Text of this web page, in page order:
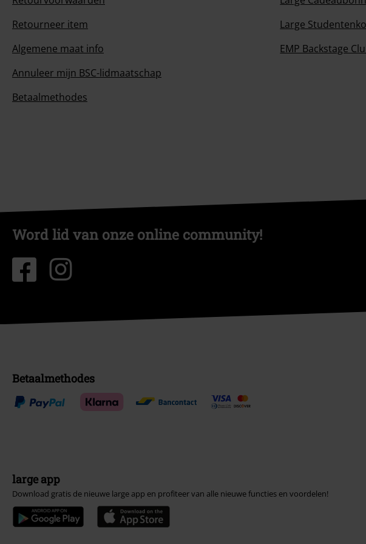
Retourneer item
Algemene maat info
Annuleer mijn BSC-lidmaatschap
Betaalmethodes
Large
EMP Backstage
Word lid van onze online community!
Betaalmethodes
large app
Download gratis de nieuwe large app en profiteer van alle nieuwe functies en voordelen!